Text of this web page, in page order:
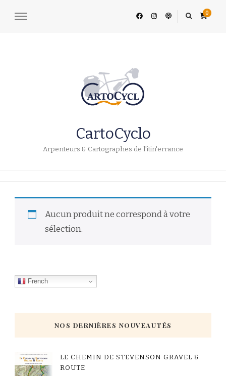
0
CartoCyclo
Arpenteurs & Cartographes de l'itin'errance
Aucun produit ne correspond à votre
sélection.
French
NOS DERNIÈRES NOUVEAUTÉS
LE CHEMIN DE STEVENSON GRAVEL &
ROUTE